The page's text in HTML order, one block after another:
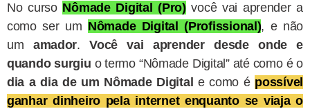
No curso Nômade Digital (Pro) você vai aprender a
como ser um Nômade Digital (Profissional), e não
um amador.Você vai aprender desde onde e
quando surgiu o termo “Nômade Digital” até como é o
dia a dia de um Nômade Digital e como é possível
ganhar dinheiro pela internet enquanto se viaja o